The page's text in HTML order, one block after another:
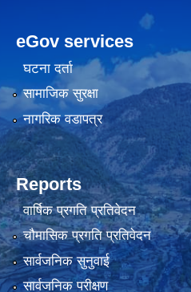
eGov services
घटना दर्ता
सामाजिक सुरक्षा
नागरिक वडापत्र
Reports
वार्षिक प्रगति प्रतिवेदन
चौमासिक प्रगति प्रतिवेदन
सार्वजनिक सुनुवाई
सार्वजनिक परीक्षण